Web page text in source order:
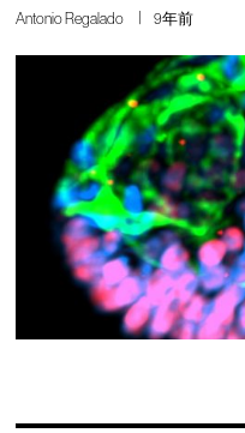
Antonio Regalado 9年前